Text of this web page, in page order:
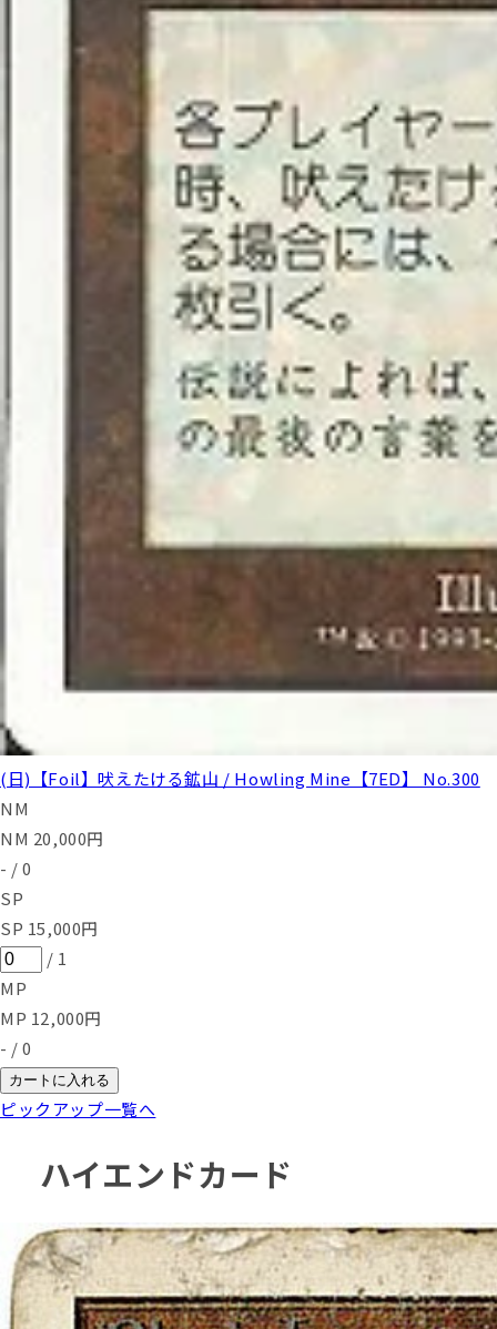
(日)【Foil】吠えたける鉱山 / Howling Mine【7ED】 No.300
NM
NM 20,000円
- / 0
SP
SP 15,000円
/ 1
MP
MP 12,000円
- / 0
カートに入れる
ピックアップ一覧へ
ハイエンドカード